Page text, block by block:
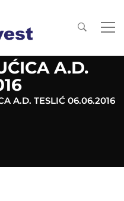
A.D.
A.D. TESLIĆ 06.06.2016